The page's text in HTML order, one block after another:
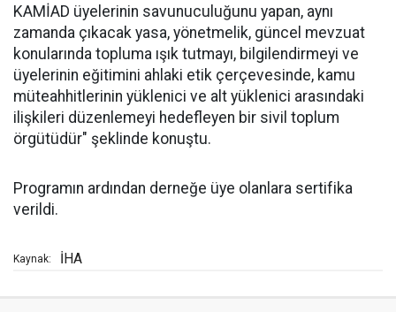
KAMİAD üyelerinin savunuculuğunu yapan, aynı
zamanda çıkacak yasa, yönetmelik, güncel mevzuat
konularında topluma ışık tutmayı, bilgilendirmeyi ve
üyelerinin eğitimini ahlaki etik çerçevesinde, kamu
müteahhitlerinin yüklenici ve alt yüklenici arasındaki
ilişkileri düzenlemeyi hedefleyen bir sivil toplum
örgütüdür" şeklinde konuştu.
Programın ardından derneğe üye olanlara sertifika
verildi.
Kaynak: İHA